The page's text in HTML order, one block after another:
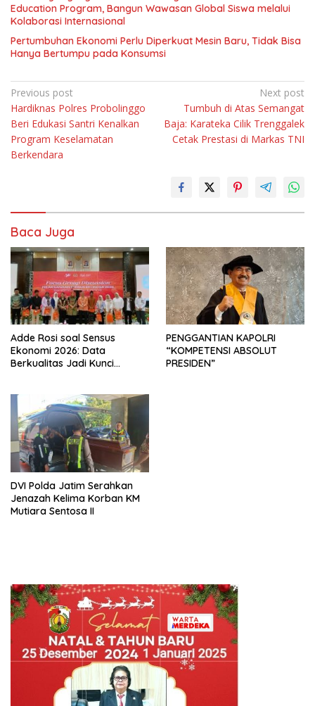
Education Program, Bangun Wawasan Global Siswa melalui
Kolaborasi Internasional
Pertumbuhan Ekonomi Perlu Diperkuat Mesin Baru, Tidak Bisa
Hanya Bertumpu pada Konsumsi
Navigasi
pos
Previous post
Hardiknas Polres Probolinggo
Beri Edukasi Santri Kenalkan
Program Keselamatan
Berkendara
Next post
Tumbuh di Atas Semangat
Baja: Karateka Cilik Trenggalek
Cetak Prestasi di Markas TNI
Baca Juga
Adde Rosi soal Sensus
Ekonomi 2026: Data
Berkualitas Jadi Kunci
PENGGANTIAN KAPOLRI
“KOMPETENSI ABSOLUT
PRESIDEN”
DVI Polda Jatim Serahkan
Jenazah Kelima Korban KM
Mutiara Sentosa II